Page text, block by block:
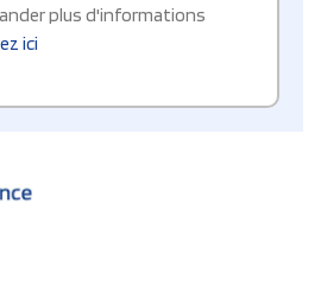
plus d'informations
ici